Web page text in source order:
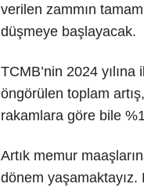
verilen zammın
düşmeye başlayacak.
TCMB’nin 2024
öngörülen toplam
rakamlara göre bile
Artık memur
dönem